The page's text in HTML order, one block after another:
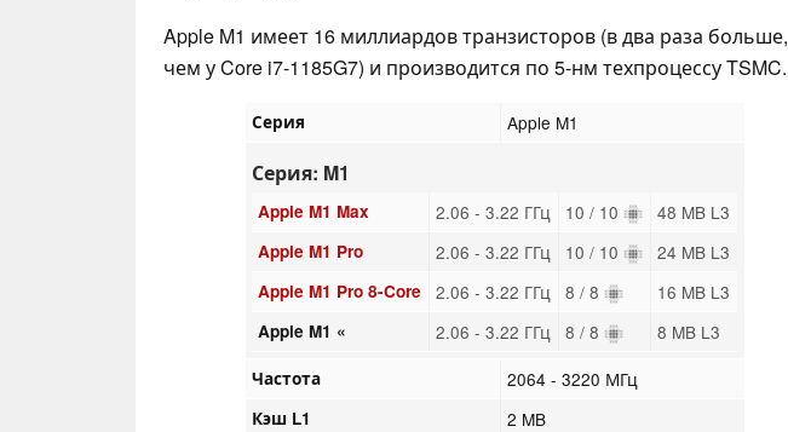
Apple M1 имеет 16 миллиардов транзисторов (в два раза больше,
чем у Core i7-1185G7) и производится по 5-нм техпроцессу TSMC.
Серия Apple M1
Серия: M1
Apple M1 Max 2.06 - 3.22 ГГц 10 / 10 48 MB L3
Apple M1 Pro 2.06 - 3.22 ГГц 10 / 10 24 MB L3
Apple M1 Pro 8-Core 2.06 - 3.22 ГГц 8 / 8 16 MB L3
Apple M1 « 2.06 - 3.22 ГГц 8 / 8 8 MB L3
Частота 2064 - 3220 МГц
Кэш L1 2 MB